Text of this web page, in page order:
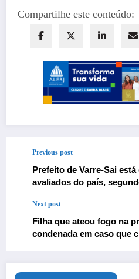
Compartilhe este conteúdo:
Previous post
Prefeito de Varre-Sai
avaliados do país,
Next post
Filha que ateou fogo na
condenada em caso que